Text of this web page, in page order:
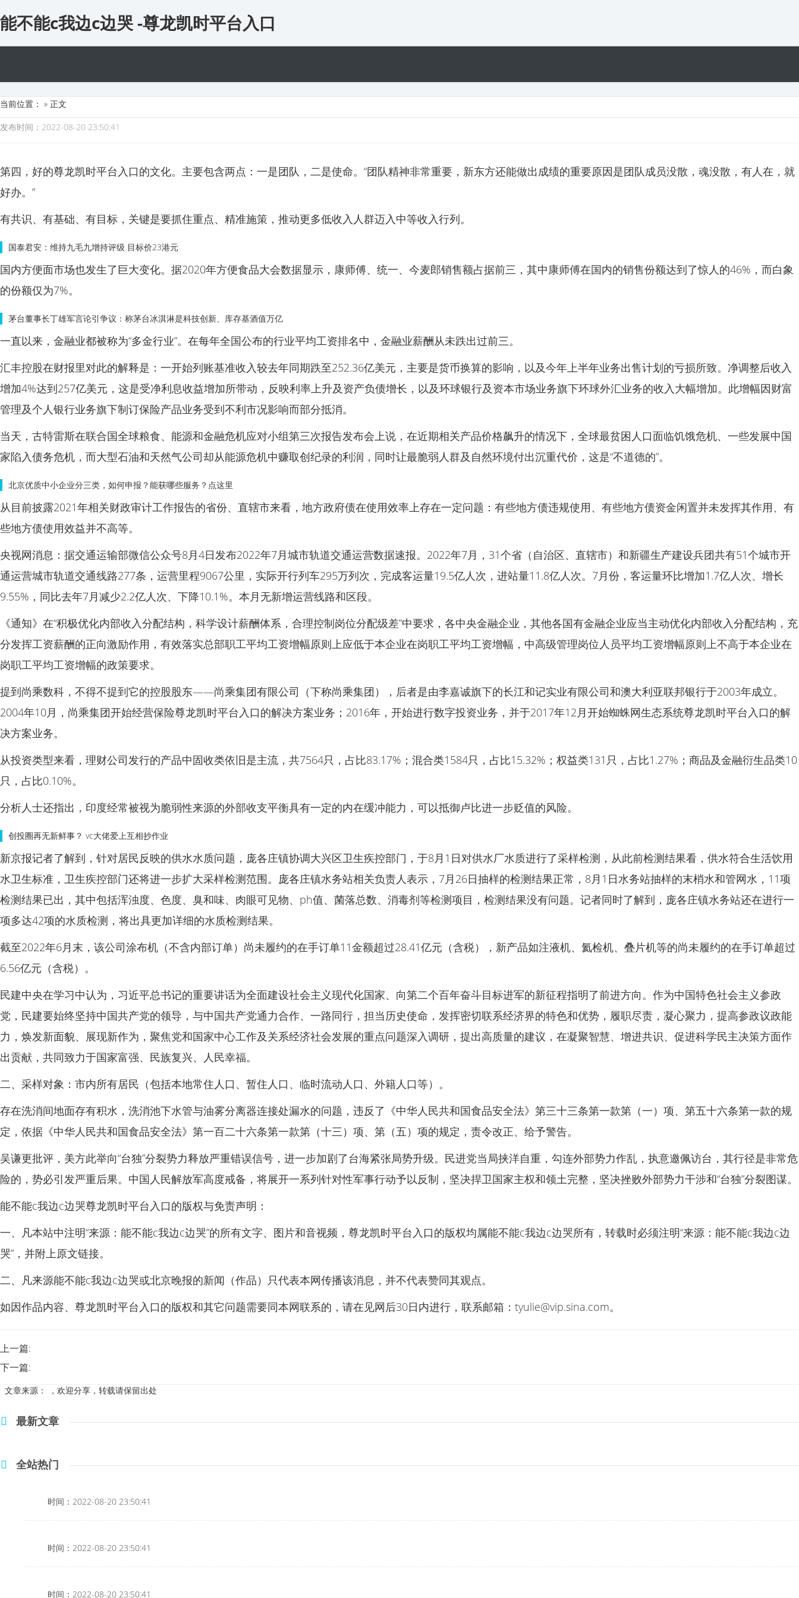
能不能c我边c边哭 -尊龙凯时平台入口
当前位置： » 正文
发布时间：2022-08-20 23:50:41
第四，好的尊龙凯时平台入口的文化。主要包含两点：一是团队，二是使命。“团队精神非常重要，新东方还能做出成绩的重要原因是团队成员没散，魂没散，有人在，就
好办。”
有共识、有基础、有目标，关键是要抓住重点、精准施策，推动更多低收入人群迈入中等收入行列。
国泰君安：维持九毛九增持评级 目标价23港元
国内方便面市场也发生了巨大变化。据2020年方便食品大会数据显示，康师傅、统一、今麦郎销售额占据前三，其中康师傅在国内的销售份额达到了惊人的46%，而白象
的份额仅为7%。
茅台董事长丁雄军言论引争议：称茅台冰淇淋是科技创新、库存基酒值万亿
一直以来，金融业都被称为“多金行业”。在每年全国公布的行业平均工资排名中，金融业薪酬从未跌出过前三。
汇丰控股在财报里对此的解释是：一开始列账基准收入较去年同期跌至252.36亿美元，主要是货币换算的影响，以及今年上半年业务出售计划的亏损所致。净调整后收入
增加4%达到257亿美元，这是受净利息收益增加所带动，反映利率上升及资产负债增长，以及环球银行及资本市场业务旗下环球外汇业务的收入大幅增加。此增幅因财富
管理及个人银行业务旗下制订保险产品业务受到不利市况影响而部分抵消。
当天，古特雷斯在联合国全球粮食、能源和金融危机应对小组第三次报告发布会上说，在近期相关产品价格飙升的情况下，全球最贫困人口面临饥饿危机、一些发展中国
家陷入债务危机，而大型石油和天然气公司却从能源危机中赚取创纪录的利润，同时让最脆弱人群及自然环境付出沉重代价，这是“不道德的”。
北京优质中小企业分三类，如何申报？能获哪些服务？点这里
从目前披露2021年相关财政审计工作报告的省份、直辖市来看，地方政府债在使用效率上存在一定问题：有些地方债违规使用、有些地方债资金闲置并未发挥其作用、有
些地方债使用效益并不高等。
央视网消息：据交通运输部微信公众号8月4日发布2022年7月城市轨道交通运营数据速报。2022年7月，31个省（自治区、直辖市）和新疆生产建设兵团共有51个城市开
通运营城市轨道交通线路277条，运营里程9067公里，实际开行列车295万列次，完成客运量19.5亿人次，进站量11.8亿人次。7月份，客运量环比增加1.7亿人次、增长
9.55%，同比去年7月减少2.2亿人次、下降10.1%。本月无新增运营线路和区段。
《通知》在“积极优化内部收入分配结构，科学设计薪酬体系，合理控制岗位分配级差”中要求，各中央金融企业，其他各国有金融企业应当主动优化内部收入分配结构，充
分发挥工资薪酬的正向激励作用，有效落实总部职工平均工资增幅原则上应低于本企业在岗职工平均工资增幅，中高级管理岗位人员平均工资增幅原则上不高于本企业在
岗职工平均工资增幅的政策要求。
提到尚乘数科，不得不提到它的控股股东——尚乘集团有限公司（下称尚乘集团），后者是由李嘉诚旗下的长江和记实业有限公司和澳大利亚联邦银行于2003年成立。
2004年10月，尚乘集团开始经营保险尊龙凯时平台入口的解决方案业务；2016年，开始进行数字投资业务，并于2017年12月开始蜘蛛网生态系统尊龙凯时平台入口的解
决方案业务。
从投资类型来看，理财公司发行的产品中固收类依旧是主流，共7564只，占比83.17%；混合类1584只，占比15.32%；权益类131只，占比1.27%；商品及金融衍生品类10
只，占比0.10%。
分析人士还指出，印度经常被视为脆弱性来源的外部收支平衡具有一定的内在缓冲能力，可以抵御卢比进一步贬值的风险。
创投圈再无新鲜事？ vc大佬爱上互相抄作业
新京报记者了解到，针对居民反映的供水水质问题，庞各庄镇协调大兴区卫生疾控部门，于8月1日对供水厂水质进行了采样检测，从此前检测结果看，供水符合生活饮用
水卫生标准，卫生疾控部门还将进一步扩大采样检测范围。庞各庄镇水务站相关负责人表示，7月26日抽样的检测结果正常，8月1日水务站抽样的末梢水和管网水，11项
检测结果已出，其中包括浑浊度、色度、臭和味、肉眼可见物、ph值、菌落总数、消毒剂等检测项目，检测结果没有问题。记者同时了解到，庞各庄镇水务站还在进行一
项多达42项的水质检测，将出具更加详细的水质检测结果。
截至2022年6月末，该公司涂布机（不含内部订单）尚未履约的在手订单11金额超过28.41亿元（含税），新产品如注液机、氦检机、叠片机等的尚未履约的在手订单超过
6.56亿元（含税）。
民建中央在学习中认为，习近平总书记的重要讲话为全面建设社会主义现代化国家、向第二个百年奋斗目标进军的新征程指明了前进方向。作为中国特色社会主义参政
党，民建要始终坚持中国共产党的领导，与中国共产党通力合作、一路同行，担当历史使命，发挥密切联系经济界的特色和优势，履职尽责，凝心聚力，提高参政议政能
力，焕发新面貌、展现新作为，聚焦党和国家中心工作及关系经济社会发展的重点问题深入调研，提出高质量的建议，在凝聚智慧、增进共识、促进科学民主决策方面作
出贡献，共同致力于国家富强、民族复兴、人民幸福。
二、采样对象：市内所有居民（包括本地常住人口、暂住人口、临时流动人口、外籍人口等）。
存在洗消间地面存有积水，洗消池下水管与油雾分离器连接处漏水的问题，违反了《中华人民共和国食品安全法》第三十三条第一款第（一）项、第五十六条第一款的规
定，依据《中华人民共和国食品安全法》第一百二十六条第一款第（十三）项、第（五）项的规定，责令改正、给予警告。
吴谦更批评，美方此举向“台独”分裂势力释放严重错误信号，进一步加剧了台海紧张局势升级。民进党当局挟洋自重，勾连外部势力作乱，执意邀佩访台，其行径是非常危
险的，势必引发严重后果。中国人民解放军高度戒备，将展开一系列针对性军事行动予以反制，坚决捍卫国家主权和领土完整，坚决挫败外部势力干涉和“台独”分裂图谋。
能不能c我边c边哭尊龙凯时平台入口的版权与免责声明：
一、凡本站中注明“来源：能不能c我边c边哭”的所有文字、图片和音视频，尊龙凯时平台入口的版权均属能不能c我边c边哭所有，转载时必须注明“来源：能不能c我边c边
哭”，并附上原文链接。
二、凡来源能不能c我边c边哭或北京晚报的新闻（作品）只代表本网传播该消息，并不代表赞同其观点。
如因作品内容、尊龙凯时平台入口的版权和其它问题需要同本网联系的，请在见网后30日内进行，联系邮箱： tyulie@vip.sina.com。
上一篇:
下一篇:
文章来源： ，欢迎分享，转载请保留出处
最新文章
全站热门
时间：2022-08-20 23:50:41
时间：2022-08-20 23:50:41
时间：2022-08-20 23:50:41